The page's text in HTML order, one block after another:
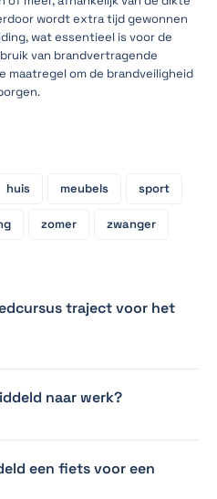
wordt extra tijd gewonnen
wat essentieel is voor de
van brandvertragende
maatregel om de brandveiligheid
huis meubels sport
zomer zwanger
traject voor het
naar werk?
een fiets voor een